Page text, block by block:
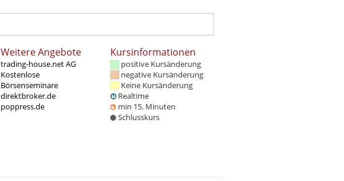
Weitere Angebote
trading-house.net AG
Kostenlose
Börsenseminare
direktbroker.de
poppress.de
Kursinformationen
positive Kursänderung
negative Kursänderung
Keine Kursänderung
Realtime
min 15. Minuten
Schlusskurs